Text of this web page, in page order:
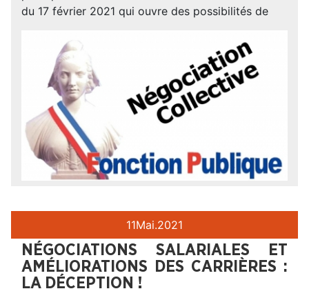
du 17 février 2021 qui ouvre des possibilités de
11Mai.2021
NÉGOCIATIONS SALARIALES ET
AMÉLIORATIONS DES CARRIÈRES :
LA DÉCEPTION !